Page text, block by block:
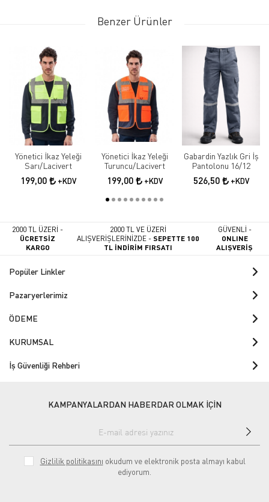
Benzer Ürünler
Yönetici İkaz Yeleği
Sarı/Lacivert
199,00 +KDV
Yönetici İkaz Yeleği
Turuncu/Lacivert
199,00 +KDV
Gabardin Yazlık Gri İş
Pantolonu 16/12
526,50 +KDV
2000 TL ÜZERİ -
ÜCRETSİZ
KARGO
2000 TL VE ÜZERİ
ALIŞVERİŞLERİNİZDE -SEPETTE 100
TL İNDİRİM FIRSATI
GÜVENLİ -
ONLINE
ALIŞVERİŞ
Popüler Linkler
Pazaryerlerimiz
ÖDEME
KURUMSAL
İş Güvenliği Rehberi
KAMPANYALARDAN HABERDAR OLMAK İÇİN
Gizlilik politikasını okudum ve elektronik posta almayı kabul
ediyorum.